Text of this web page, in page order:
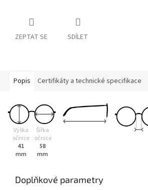
ZEPTAT SE SDÍLET
Popis Certifikáty a technické specifikace
Výška
očnice
41
mm
Šířka
očnice
58
mm
Doplňkové parametry